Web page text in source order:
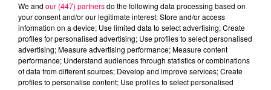
We and our (447) partnersdo the following data processing based on
your consent and/or our legitimate interest: Store and/or access
information on a device; Use limited data to select advertising; Create
profiles for personalised advertising; Use profiles to select personalised
advertising; Measure advertising performance; Measure content
performance; Understand audiences through statistics or combinations
of data from different sources; Develop and improve services; Create
profiles to personalise content; Use profiles to select personalised